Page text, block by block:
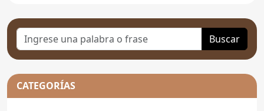
Buscar
CATEGORÍAS